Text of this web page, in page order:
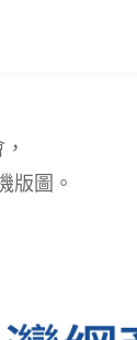
版圖。